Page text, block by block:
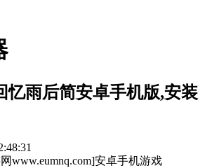
忆雨后简安卓手机版,安装
www.eumnq.com]安卓手机游戏